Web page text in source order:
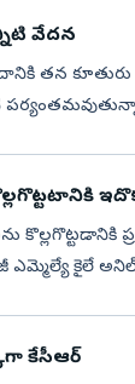
వేదన
తన
ఇదొక
కైలే
కేసీఆర్